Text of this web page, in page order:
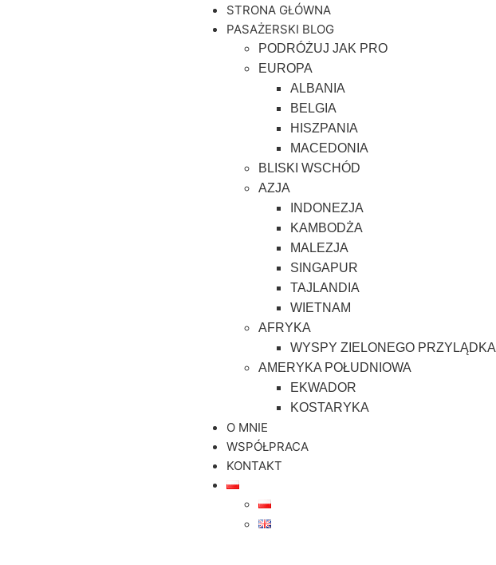
STRONA GŁÓWNA
PASAŻERSKI BLOG
PODRÓŻUJ JAK PRO
EUROPA
ALBANIA
BELGIA
HISZPANIA
MACEDONIA
BLISKI WSCHÓD
AZJA
INDONEZJA
KAMBODŻA
MALEZJA
SINGAPUR
TAJLANDIA
WIETNAM
AFRYKA
WYSPY ZIELONEGO PRZYLĄDKA
AMERYKA POŁUDNIOWA
EKWADOR
KOSTARYKA
O MNIE
WSPÓŁPRACA
KONTAKT